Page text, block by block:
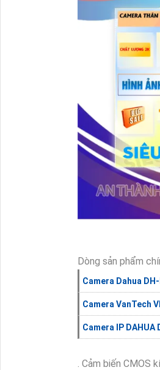
Dòng sản phẩm
Camera Dahua
Camera VanTech
Camera IP DAHUA
. Cảm biến